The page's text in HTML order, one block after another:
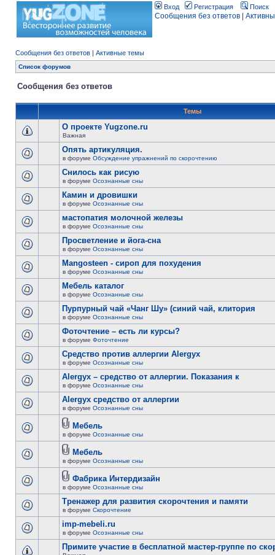
Вход Регистрация Поиск
Сообщения без ответов
Сообщения без ответов | Активные темы
Список форумов
Сообщения без ответов
Темы
О проекте Yugzone.ru
Важная
Опять артикуляция.
в форуме Обсуждение упражнений по скорочтению
Снилось как рисую
в форуме Осознанные сны
Камин и дровишки
в форуме Осознанные сны
мастопатия молочной железы
в форуме Осознанные сны
Просветление и йога-сна
в форуме Осознанные сны
Mangosteen - сироп для похудения
в форуме Осознанные сны
Мебель каталог
в форуме Осознанные сны
Пурпурный чай «Чанг Шу» (синий чай, клитория
в форуме Осознанные сны
Фоточтение – есть ли курсы?
в форуме Фоточтение
Cредство против аллергии Alergyx
в форуме Осознанные сны
Alergyx – средство от аллергии. Показания к
в форуме Осознанные сны
Alergyx средство от аллергии
в форуме Осознанные сны
Мебель
в форуме Осознанные сны
Мебель
в форуме Осознанные сны
Фабрика Интердизайн
в форуме Осознанные сны
Тренажер для развития скорочтения и памяти
в форуме Скорочтение
imp-mebeli.ru
в форуме Осознанные сны
Примите участие в бесплатной мастер-группе по